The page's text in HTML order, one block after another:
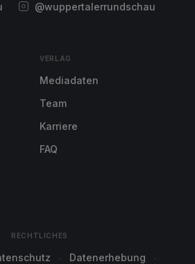
@wuppertalerrundschau
VERLAG
Mediadaten
Team
Karriere
FAQ
RECHTLICHES
Datenerhebung